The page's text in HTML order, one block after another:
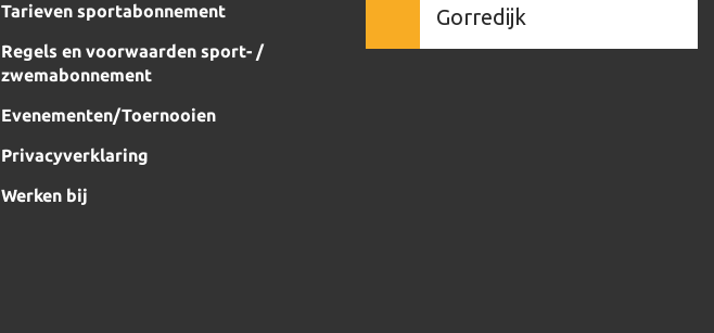
Gorredijk
Tarieven sportabonnement
Regels en voorwaarden sport- /
zwemabonnement
Evenementen/Toernooien
Privacyverklaring
Werken bij